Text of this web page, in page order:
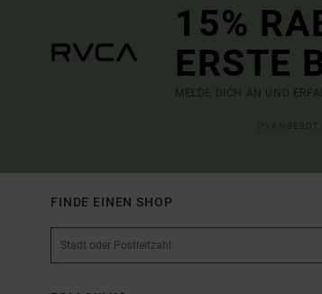
15%
ERSTE
MELDE DICH AN UND
FINDE EINEN SHOP